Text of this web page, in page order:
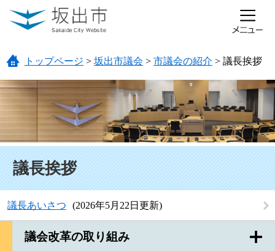
ページの先頭です。
メニューを飛ばして本文へ
トップページ > 坂出市議会 > 市議会の紹介 > 議長挨拶
議会改革の取り組み
議長挨拶
議長あいさつ 2026年5月22日更新